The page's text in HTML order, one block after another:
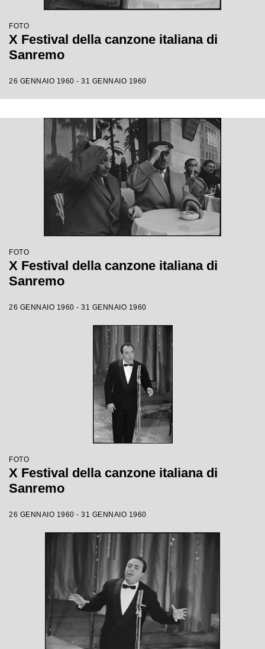
FOTO
X Festival della canzone italiana di
Sanremo
26 GENNAIO 1960 - 31 GENNAIO 1960
FOTO
X Festival della canzone italiana di
Sanremo
26 GENNAIO 1960 - 31 GENNAIO 1960
FOTO
X Festival della canzone italiana di
Sanremo
26 GENNAIO 1960 - 31 GENNAIO 1960